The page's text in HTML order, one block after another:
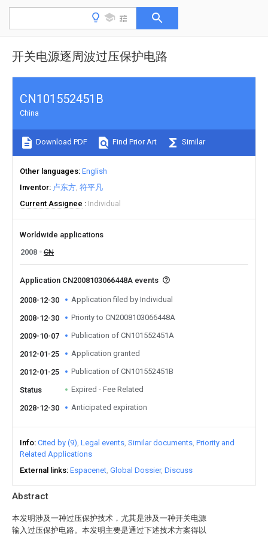
开关电源逐周波过压保护电路
Abstract
本发明涉及一种过压保护技术，尤其是涉及一种开关电源
输入过压保护电路。本发明主要是通过下述技术方案得以
CN101552451B
China
Download PDF Find Prior Art Similar
Other languages English
Inventor 卢东方 符平凡
Current Assignee
Individual
Worldwide applications
2008
CN
Application CN2008103066448A events
2008-12-30 Application filed by Individual
2008-12-30 Priority to CN2008103066448A
2009-10-07 Publication of CN101552451A
2012-01-25 Application granted
2012-01-25 Publication of CN101552451B
Status Expired - Fee Related
2028-12-30 Anticipated expiration
Info Cited by (9) Legal events Similar documents Priority and
Related Applications
External links Espacenet Global Dossier Discuss